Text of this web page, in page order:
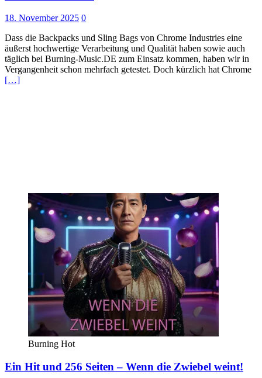
18. November 2025 0
Dass die Backpacks und Sling Bags von Chrome Industries eine
äußerst hochwertige Verarbeitung und Qualität haben sowie auch
täglich bei Burning-Music.DE zum Einsatz kommen, haben wir in
Vergangenheit schon mehrfach getestet. Doch kürzlich hat Chrome
[…]
Burning Hot
Ein Hit und 256 Seiten – Wenn die Zwiebel weint!